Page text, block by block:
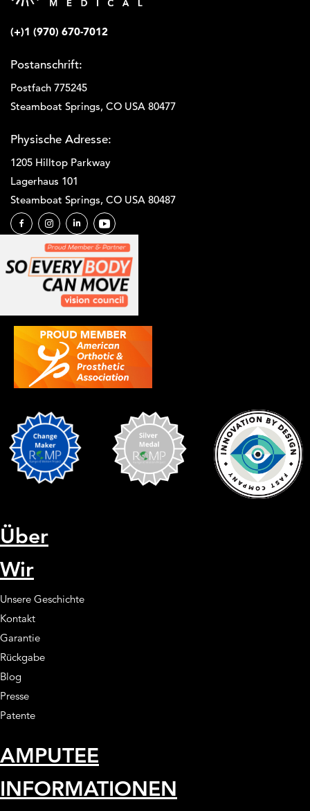
(+)1 (970) 670-7012
Postanschrift:
Postfach 775245
Steamboat Springs, CO USA 80477
Physische Adresse:
1205 Hilltop Parkway
Lagerhaus 101
Steamboat Springs, CO USA 80487
Über
Wir
Unsere Geschichte
Kontakt
Garantie
Rückgabe
Blog
Presse
Patente
AMPUTEE
INFORMATIONEN